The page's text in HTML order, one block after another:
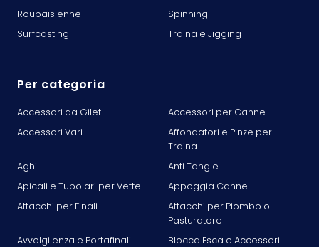
Roubaisienne
Spinning
Surfcasting
Traina e Jigging
Per categoria
Accessori da Gilet
Accessori per Canne
Accessori Vari
Affondatori e Pinze per
Traina
Aghi
Anti Tangle
Apicali e Tubolari per Vette
Appoggia Canne
Attacchi per Finali
Attacchi per Piombo o
Pasturatore
Avvolgilenza e Portafinali
Blocca Esca e Accessori